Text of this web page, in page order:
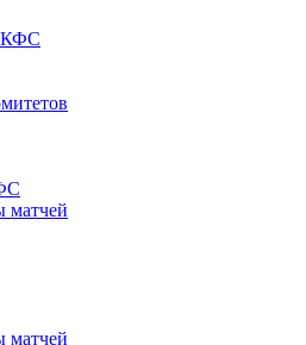
КФС
матчей
матчей